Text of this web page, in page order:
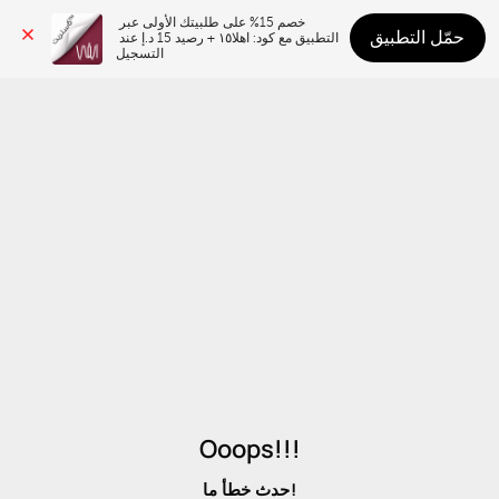
التسجيل
حمّل التطبيق
Ooops!!!
حدث خطأ ما!